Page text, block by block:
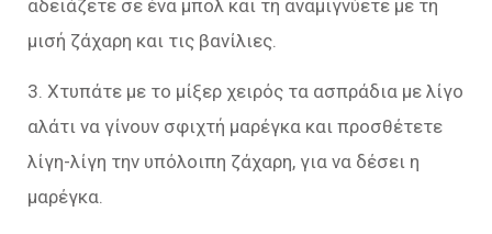
αδειάζετε σε ένα μπολ και τη αναμιγνύετε με τη
μισή ζάχαρη και τις βανίλιες.
3. Χτυπάτε με το μίξερ χειρός τα ασπράδια με λίγο
αλάτι να γίνουν σφιχτή μαρέγκα και προσθέτετε
λίγη-λίγη την υπόλοιπη ζάχαρη, για να δέσει η
μαρέγκα.